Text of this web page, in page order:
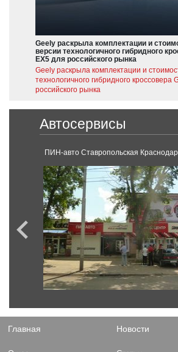
Geely раскрыла комплектации и
версии технологичного гибридного
EX5 для российского рынка
Geely раскрыла комплектации и
технологичного гибридного кроссовера
российского рынка
Автосервисы
ПИН-авто Ставропольская Краснодар.
Главная Новости